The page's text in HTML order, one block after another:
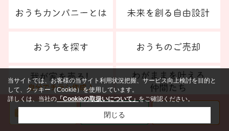
当サイトでは、お客様の当サイト利用状況把握、サービス向上検討を目的と
して、クッキー（Cookie）を使用しています。
詳しくは、当社の 「Cookieの取扱いについて」をご確認ください。
閉じる